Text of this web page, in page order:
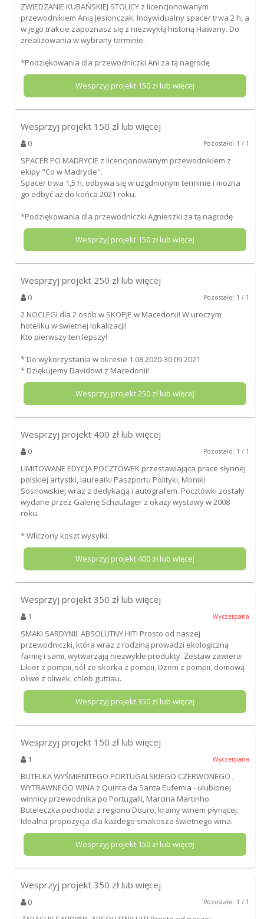
ZWIEDZANIE KUBAŃSKIEJ STOLICY z licencjonowanym
przewodnikiem Anią Jesionczak. Indywidualny spacer trwa 2 h, a
w jego trakcie zapoznasz się z niezwykłą historią Hawany. Do
zrealizowania w wybrany terminie.
*Podziękowania dla przewodniczki Ani za tą nagrodę
Wesprzyj projekt 150zł lub więcej
Wesprzyj projekt 150 zł lub więcej
0 Pozostało: 1 / 1
SPACER PO MADRYCIE z licencjonowanym przewodnikiem z
ekipy "Co w Madrycie".
Spacer trwa 1,5 h, odbywa się w uzgdnionym terminie i można
go odbyć aż do końca 2021 roku.
*Podziękowania dla przewodniczki Agnieszki za tą nagrodę
Wesprzyj projekt 150zł lub więcej
Wesprzyj projekt 250 zł lub więcej
0 Pozostało: 1 / 1
2 NOCLEGI dla 2 osób w SKOPJE w Macedonii! W uroczym
hoteliku w świetnej lokalizacji!
Kto pierwszy ten lepszy!
* Do wykorzystania w okresie 1.08.2020-30.09.2021
* Dziękujemy Davidowi z Macedonii!
Wesprzyj projekt250zł lub więcej
Wesprzyj projekt 400 zł lub więcej
0 Pozostało: 1 / 1
LIMITOWANE EDYCJA POCZTÓWEK przestawiająca prace słynnej
polskiej artystki, laureatki Paszportu Polityki, Moniki
Sosnowskiej wraz z dedykacją i autografem. Pocztówki zostały
wydane przez Galerię Schaulager z okazji wystawy w 2008
roku.
* Wliczony koszt wysyłki.
Wesprzyj projekt400zł lub więcej
Wesprzyj projekt 350 zł lub więcej
1 Wyczerpana
SMAKI SARDYNII. ABSOLUTNY HIT! Prosto od naszej
przewodniczki, która wraz z rodziną prowadzi ekologiczną
farmę i sami, wytwarzają niezwykłe produkty. Zestaw zawiera:
Likier z pompii, sól ze skorka z pompii, Dzem z pompii, domową
oliwe z oliwek, chleb guttiau.
Wesprzyj projekt350zł lub więcej
Wesprzyj projekt 150 zł lub więcej
1 Wyczerpana
BUTELKA WYŚMIENITEGO PORTUGALSKIEGO CZERWONEGO ,
WYTRAWNEGO WINA z Quinta da Santa Eufemia - ulubionej
winnicy przewodnika po Portugalii, Marcina Martinho.
Buteleczka pochodzi z regionu Douro, krainy winem płynącej.
Idealna propozycja dla każdego smakosza świetnego wina.
Wesprzyj projekt 150zł lub więcej
Wesprzyj projekt 350 zł lub więcej
0 Pozostało: 1 / 1